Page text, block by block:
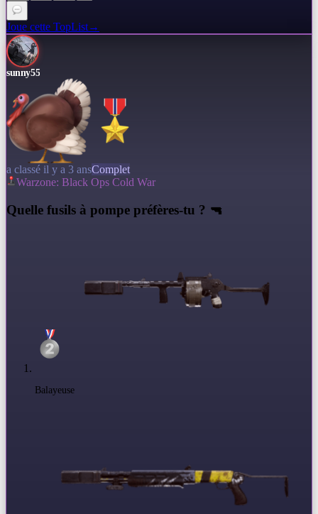
Joue cette TopList→
sunny55
a classé il y a 3 ansComplet
Warzone: Black Ops Cold War
Quelle fusils à pompe préfères-tu ? 🔫
Balayeuse